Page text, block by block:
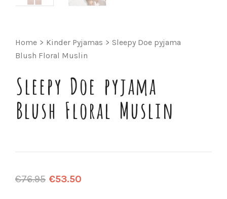
Home > Kinder Pyjamas > Sleepy Doe pyjama
Blush Floral Muslin
Sleepy Doe pyjama
Blush Floral Muslin
€76.95 €53.50